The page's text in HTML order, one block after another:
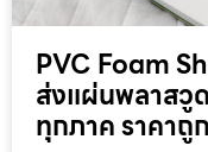
PVC Foam
ส่งแผ่นพลาสวู
ทุกภาค ราคา